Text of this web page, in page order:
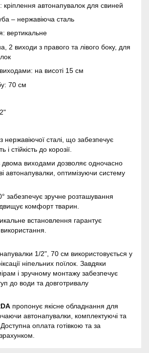
кріплення автонапувалок для свиней
– нержавіюча сталь
вертикальне
2 виходи з правого та лівого боку, для
на висоті 15 см
70 см
нержавіючої сталі, що забезпечує
і стійкість до корозії.
двома виходами дозволяє одночасно
автонапувалки, оптимізуючи систему
забезпечує зручне розташування
комфорт тварин.
встановлення гарантує
використання.
1/2", 70 см використовується у
ніпельних поїлок. Завдяки
і зручному монтажу забезпечує
до води та довготривалу
пропонує якісне обладнання для
автонапувалки, комплектуючі та
оплата готівкою та за